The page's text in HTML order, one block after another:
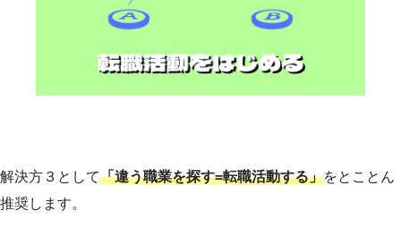
解決方３として「違う職業を探す=転職活動する」をとことん
推奨します。